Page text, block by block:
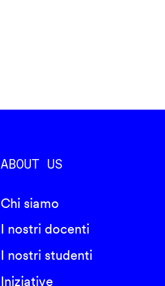
ABOUT US
Chi siamo
I nostri docenti
I nostri studenti
Iniziative